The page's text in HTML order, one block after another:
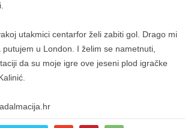
utakmici centarfor želi zabiti gol. Drago mi
u London. I želim se nametnuti,
da su moje igre ove jeseni plod igračke